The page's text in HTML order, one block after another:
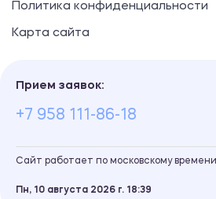
Политика конфиденциальности
Карта сайта
Прием заявок:
+7 958 111-86-18
Сайт работает по московскому времени
Пн, 10 августа 2026 г. 18 39